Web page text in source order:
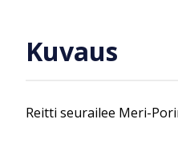
Kuvaus
Reitti seurailee Meri-